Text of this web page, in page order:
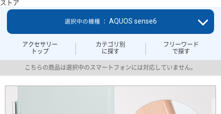
ストア
アクセサリー
トップ
カテゴリ別
に探す
フリーワード
で探す
選択中の機種 ： AQUOS sense6
こちらの商品は選択中のスマートフォンには対応していません。